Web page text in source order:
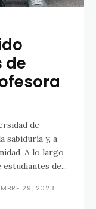
de
de
A lo largo
de...
29, 2023